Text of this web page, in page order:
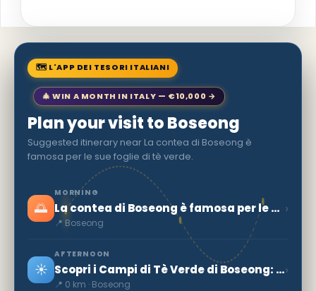
🗺 L'APP DEI TESORI ITALIANI
🎄 WIN A MONTH IN ITALY — €10,000 →
Plan your visit to Boseong
Suggested itinerary near La contea di Boseong è
famosa per le sue foglie di tè verde.
🌅
MORNING
La contea di Boseong è famosa per le sue foglie di tè verde.
📍 Boseong
›
☀️
AFTERNOON
Scopri i Campi di Tè Verde di Boseong: Un Paradiso Naturale in Corea del Sud
📍 0 km · Boseong
›